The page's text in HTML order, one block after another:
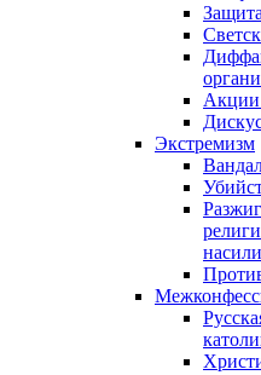
Акции
Экстремизм